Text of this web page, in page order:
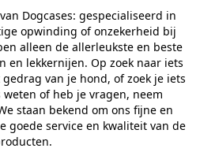
Dogcases: gespecialiseerd in
opwinding of onzekerheid bij
alleen de allerleukste en beste
en lekkernijen. Op zoek naar iets
van je hond, of zoek je iets
of heb je vragen, neem
staan bekend om ons fijne en
goede service en kwaliteit van de